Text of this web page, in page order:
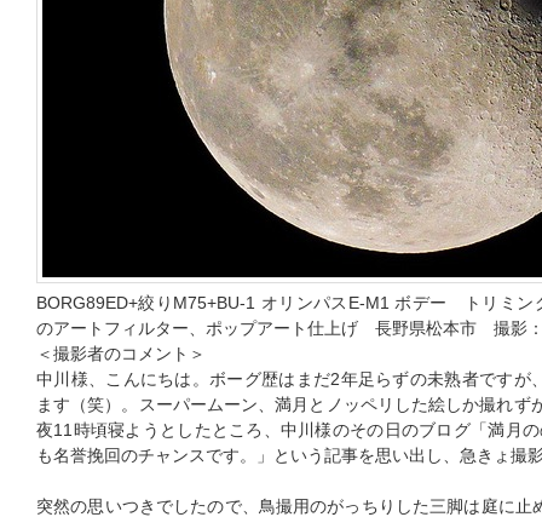
BORG89ED+絞りM75+BU-1 オリンパスE-M1 ボデー トリミ
のアートフィルター、ポップアート仕上げ 長野県松本市 撮影
＜撮影者のコメント＞
中川様、こんにちは。ボーグ歴はまだ2年足らずの未熟者ですが
ます（笑）。スーパームーン、満月とノッペリした絵しか撮れず
夜11時頃寝ようとしたところ、中川様のその日のブログ「満月
も名誉挽回のチャンスです。」という記事を思い出し、急きょ撮
突然の思いつきでしたので、鳥撮用のがっちりした三脚は庭に